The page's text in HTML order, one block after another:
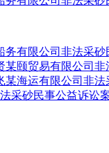
务有限公司非法采砂
某颐贸易有限公司非
某海运有限公司非法
采砂民事公益诉讼